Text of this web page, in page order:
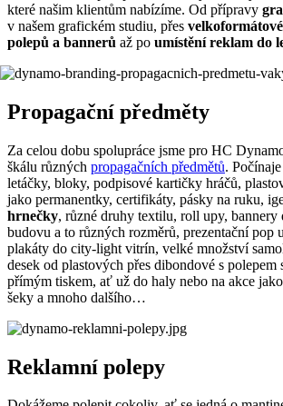
které našim klientům nabízíme. Od přípravy
v našem grafickém studiu, přes
polepů a bannerů až po umístění reklam do
Propagační předměty
Za celou dobu spolupráce jsme pro HC
škálu různých propagačních předmětů.
letáčky, bloky, podpisové kartičky hráčů,
jako permanentky, certifikáty, pásky na ruku,
hrnečky, různé druhy textilu, roll upy, bannery
budovu a to různých rozměrů, prezentační pop
plakáty do city-light vitrín, velké množství
desek od plastových přes dibondové s polepem
přímým tiskem, ať už do haly nebo na akce
šeky a mnoho dalšího…
Reklamní polepy